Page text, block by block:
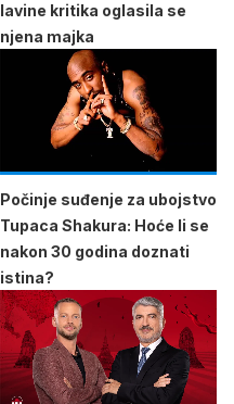
lavine kritika oglasila se
njena majka
Počinje suđenje za ubojstvo
Tupaca Shakura: Hoće li se
nakon 30 godina doznati
istina?